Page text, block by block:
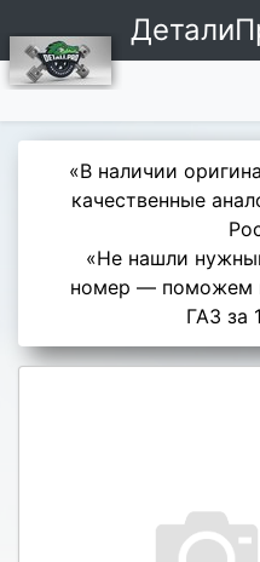
«В наличии
качественные
«Не нашли
номер — поможем
ГАЗ за